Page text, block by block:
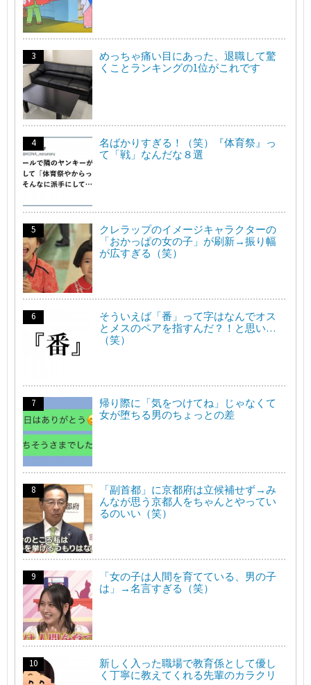
めっちゃ痛い目にあった、退職して驚
くことランキングの1位がこれです
名ばかりすぎる！（笑）『体育祭』っ
て「戦」なんだな８選
クレラップのイメージキャラクターの
「おかっぱの女の子」が刷新→振り幅
が広すぎる（笑）
そういえば「番」って字はなんでオス
とメスのペアを指すんだ？！と思い…
（笑）
帰り際に「気をつけてね」じゃなくて
女が堕ちる男のちょっとの差
「副首都」に京都府は立候補せず→み
んなが思う京都人をちゃんとやってい
るのいい（笑）
「女の子は人間を育てている、男の子
は」→名言すぎる（笑）
新しく入った職場で教育係として優し
く丁寧に教えてくれる先輩のカラクリ